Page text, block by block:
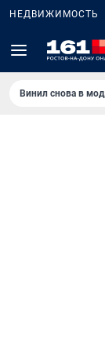
НЕДВИЖИМОСТЬ
Винил снова в